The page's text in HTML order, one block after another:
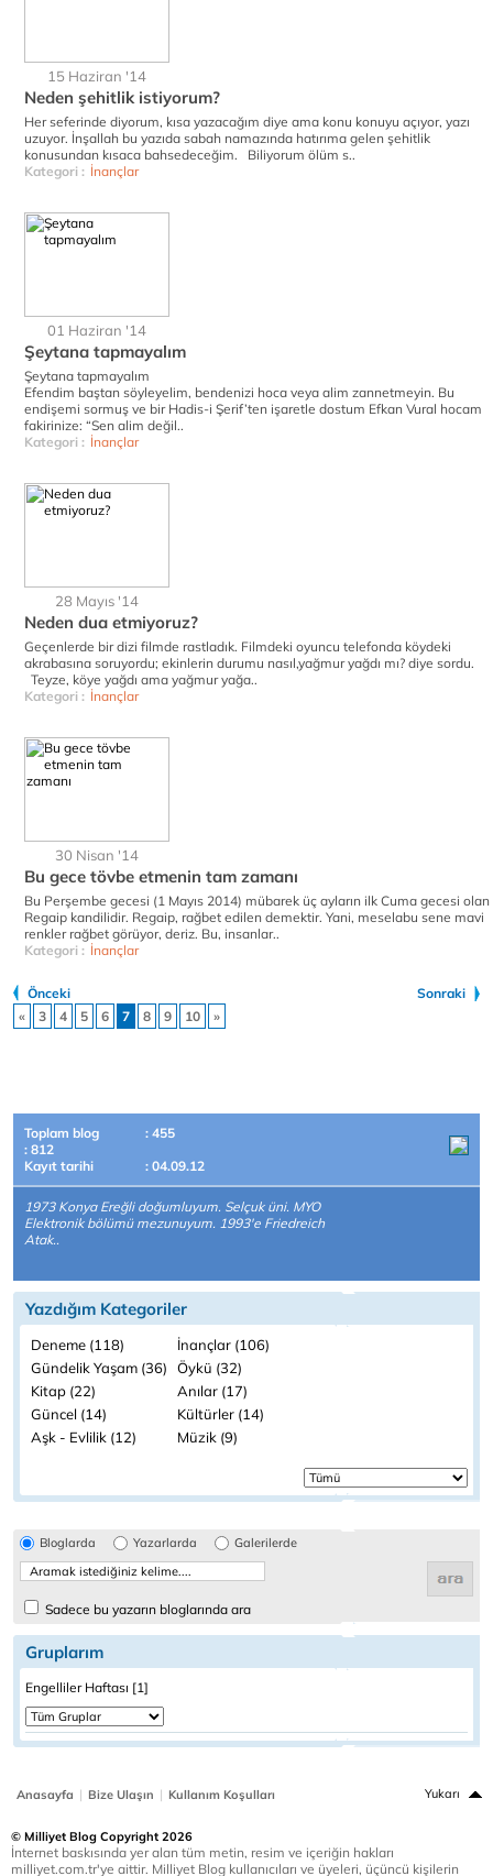
15 Haziran '14
Neden şehitlik istiyorum?
Her seferinde diyorum, kısa yazacağım diye ama konu konuyu açıyor, yazı
uzuyor. İnşallah bu yazıda sabah namazında hatırıma gelen şehitlik
konusundan kısaca bahsedeceğim. Biliyorum ölüm s..
Kategori : İnançlar
01 Haziran '14
Şeytana tapmayalım
Şeytana tapmayalım
Efendim baştan söyleyelim, bendenizi hoca veya alim zannetmeyin. Bu
endişemi sormuş ve bir Hadis-i Şerif’ten işaretle dostum Efkan Vural hocam
fakirinize: “Sen alim değil..
Kategori : İnançlar
28 Mayıs '14
Neden dua etmiyoruz?
Geçenlerde bir dizi filmde rastladık. Filmdeki oyuncu telefonda köydeki
akrabasına soruyordu; ekinlerin durumu nasıl,yağmur yağdı mı? diye sordu.
Teyze, köye yağdı ama yağmur yağa..
Kategori : İnançlar
30 Nisan '14
Bu gece tövbe etmenin tam zamanı
Bu Perşembe gecesi (1 Mayıs 2014) mübarek üç ayların ilk Cuma gecesi olan
Regaip kandilidir. Regaip, rağbet edilen demektir. Yani, meselabu sene mavi
renkler rağbet görüyor, deriz. Bu, insanlar..
Kategori : İnançlar
Önceki
Sonraki
«
3 4 5 6 7 8 9 10 »
Toplam blog
: 455
: 812
Kayıt tarihi
: 04.09.12
1973 Konya Ereğli doğumluyum. Selçuk üni. MYO
Elektronik bölümü mezunuyum. 1993'e Friedreich
Atak..
Yazdığım Kategoriler
Deneme (118)
İnançlar (106)
Gündelik Yaşam (36)
Öykü (32)
Kitap (22)
Anılar (17)
Güncel (14)
Kültürler (14)
Aşk - Evlilik (12)
Müzik (9)
Bloglarda Yazarlarda Galerilerde
Sadece bu yazarın bloglarında ara
Gruplarım
Engelliler Haftası [1]
Anasayfa | Bize Ulaşın | Kullanım Koşulları Yukarı
© Milliyet Blog Copyright 2026
İnternet baskısında yer alan tüm metin, resim ve içeriğin hakları
milliyet.com.tr'ye aittir. Milliyet Blog kullanıcıları ve üyeleri, üçüncü kişilerin